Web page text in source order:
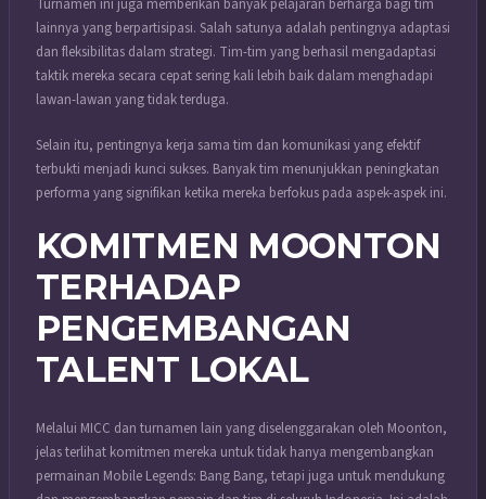
Turnamen ini juga memberikan banyak pelajaran berharga bagi tim
lainnya yang berpartisipasi. Salah satunya adalah pentingnya adaptasi
dan fleksibilitas dalam strategi. Tim-tim yang berhasil mengadaptasi
taktik mereka secara cepat sering kali lebih baik dalam menghadapi
lawan-lawan yang tidak terduga.
Selain itu, pentingnya kerja sama tim dan komunikasi yang efektif
terbukti menjadi kunci sukses. Banyak tim menunjukkan peningkatan
performa yang signifikan ketika mereka berfokus pada aspek-aspek ini.
KOMITMEN MOONTON
TERHADAP
PENGEMBANGAN
TALENT LOKAL
Melalui MICC dan turnamen lain yang diselenggarakan oleh Moonton,
jelas terlihat komitmen mereka untuk tidak hanya mengembangkan
permainan Mobile Legends: Bang Bang, tetapi juga untuk mendukung